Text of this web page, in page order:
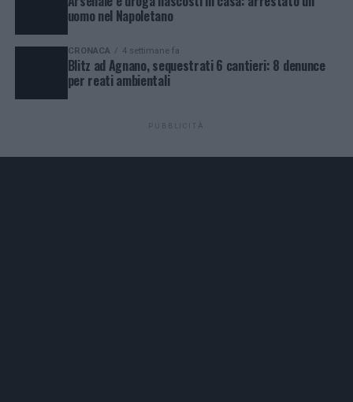
uomo nel Napoletano
CRONACA 4 settimane fa
Blitz ad Agnano, sequestrati 6 cantieri: 8 denunce
per reati ambientali
PUBBLICITÀ